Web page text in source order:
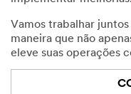
Vamos trabalhar
maneira que não
eleve suas operações